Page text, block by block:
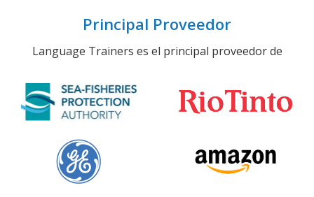
Principal Proveedor
Language Trainers es el principal proveedor de